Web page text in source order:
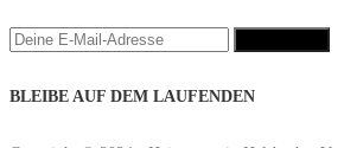
BLEIBE AUF DEM LAUFENDEN